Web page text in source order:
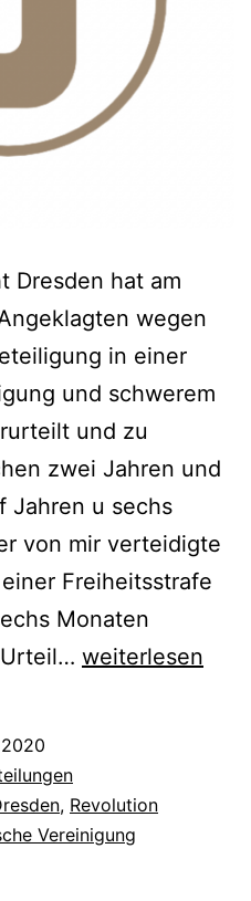
Dresden hat am
wegen
in einer
und schwerem
und zu
zwei Jahren und
Jahren u sechs
von mir verteidigte
Freiheitsstrafe
Monaten
weiterlesen
, Revolution
Vereinigung